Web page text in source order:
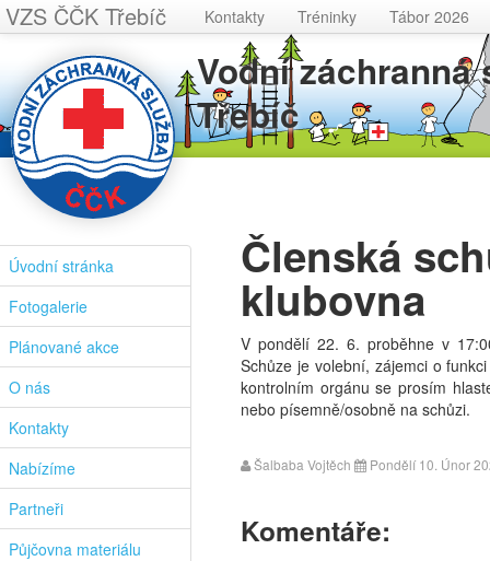
VZS ČČK Třebíč Kontakty Tréninky Tábor 2026
Vodní záchranná
Třebíč
Úvodní stránka
Fotogalerie
Plánované akce
O nás
Kontakty
Nabízíme
Partneři
Půjčovna materiálu
Členská
klubovna
V pondělí 22. 6. proběhne v
Schůze je volební, zájemci o
kontrolním orgánu se prosím
nebo písemně/osobně na schůzi.
Šalbaba Vojtěch Pondělí 10. Únor
Komentáře: